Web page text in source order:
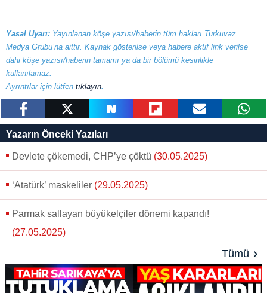
Yasal Uyarı: Yayınlanan köşe yazısı/haberin tüm hakları Turkuvaz
Medya Grubu’na aittir. Kaynak gösterilse veya habere aktif link verilse
dahi köşe yazısı/haberin tamamı ya da bir bölümü kesinlikle
kullanılamaz.
Ayrıntılar için lütfen tıklayın.
Yazarın Önceki Yazıları
Devlete çökemedi, CHP’ye çöktü (30.05.2025)
‘Atatürk’ maskeliler (29.05.2025)
Parmak sallayan büyükelçiler dönemi kapandı!
(27.05.2025)
Tümü